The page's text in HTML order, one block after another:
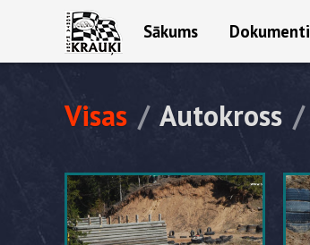
Sākums Dokumenti
Visas / Autokross /